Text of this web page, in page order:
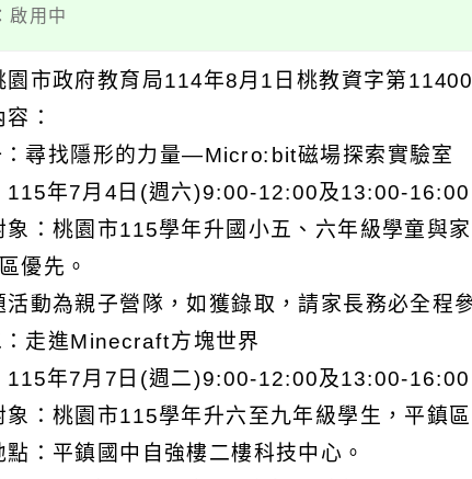
啟用中
市政府教育局114年8月1日桃教資字第
：
尋找隱形的力量—Micro:bit磁場探索實驗室
年7月4日(週六)9:00-12:00及13:00-16:00
：桃園市115學年升國小五、六年級學童與家
優先。
動為親子營隊，如獲錄取，請家長務必全程
走進Minecraft方塊世界
年7月7日(週二)9:00-12:00及13:00-16:00
：桃園市115學年升六至九年級學生，平鎮區
：平鎮國中自強樓二樓科技中心。